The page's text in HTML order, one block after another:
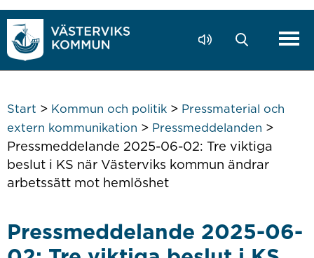
Start > Kommun och politik> Pressmaterial och
extern kommunikation > Pressmeddelanden >
Pressmeddelande 2025-06-02: Tre viktiga
beslut i KS när Västerviks kommun ändrar
arbetssätt mot hemlöshet
Pressmeddelande 2025-06-